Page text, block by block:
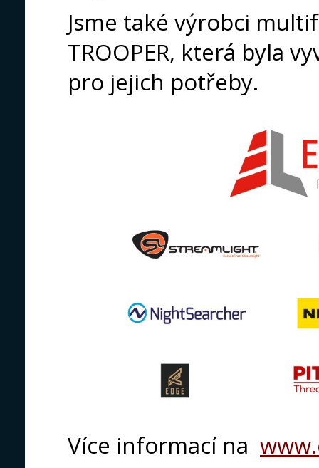
Jsme také výrobci
TROOPER, která byla
pro jejich potřeby.
Více informací na